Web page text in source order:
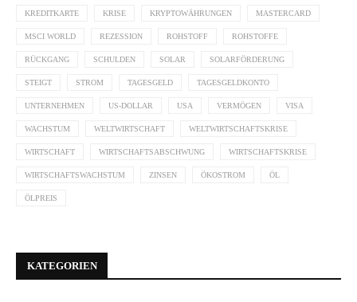
KREDITKARTE KRISE KRYPTOWÄHRUNGEN MASTERCARD
MSCI WORLD REZESSION ROHSTOFF ROHSTOFFE
RÜCKGANG SCHULDEN SOLAR SOLARFÖRDERUNG
STEIGT STROM TAGESGELD TAGESGELDKONTO
UNTERNEHMEN US-DOLLAR USA VERMÖGEN VISA
WACHSTUM WELTWIRTSCHAFT WELTWIRTSCHAFTSKRISE
WIRTSCHAFT WIRTSCHAFTSABSCHWUNG WIRTSCHAFTSKRISE
WIRTSCHAFTSWACHSTUM ZINSEN ÖKOSTROM ÖL
ÖLPREIS
KATEGORIEN